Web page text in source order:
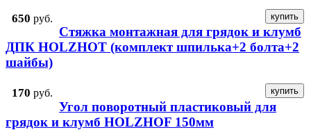
650 руб.
Стяжка монтажная для грядок и клумб
ДПК HOLZHOT (комплект шпилька+2 болта+2
шайбы)
170 руб.
Угол поворотный пластиковый для
грядок и клумб HOLZHOF 150мм